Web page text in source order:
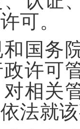
可。
国务
许可
相关
法就